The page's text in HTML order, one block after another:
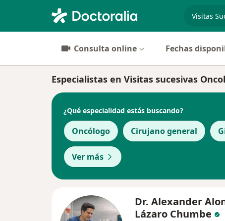
Consulta online Fechas
Especialistas en Visitas sucesivas
¿Qué especialidad estás buscando?
Oncólogo Cirujano general
Ver más
Dr. Alexander
Lázaro Chumbe